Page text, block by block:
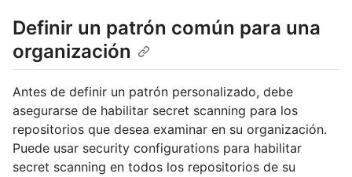
Definir un patrón común para una
organización
Antes de definir un patrón personalizado, debe
asegurarse de habilitar secret scanning para los
repositorios que desea examinar en su organización.
Puede usar security configurations para habilitar
secret scanning en todos los repositorios de su